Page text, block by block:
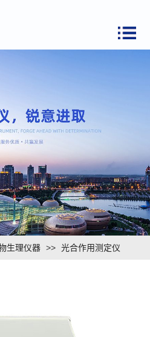
生理仪器 >> 光合作用测定仪